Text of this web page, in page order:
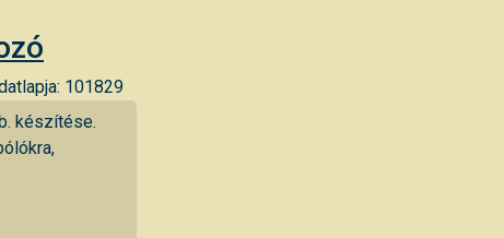
101829
készítése.